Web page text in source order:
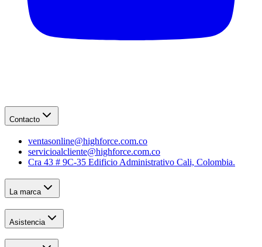
Contacto
ventasonline@highforce.com.co
servicioalcliente@highforce.com.co
Cra 43 # 9C-35 Edificio Administrativo Cali, Colombia.
La marca
Asistencia